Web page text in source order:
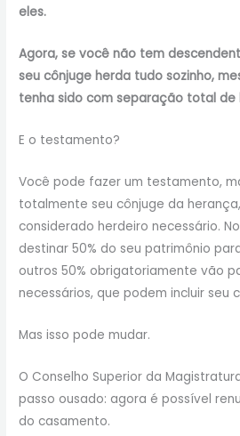
eles.
Agora, se você não tem
seu cônjuge herda tudo sozinho,
tenha sido com separação total de
E o testamento?
Você pode fazer um testamento,
totalmente seu cônjuge da
considerado herdeiro necessário.
destinar 50% do seu patrimônio
outros 50% obrigatoriamente vão
necessários, que podem incluir seu
Mas isso pode mudar.
O Conselho Superior da
passo ousado: agora é possível
do casamento.